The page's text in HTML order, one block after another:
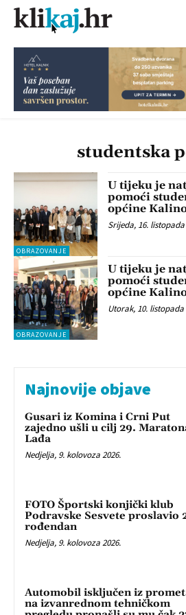
studentska
OBRAZOVANJE
U tijeku je
pomoći
općine
Srijeda, 16. listopada
OBRAZOVANJE
U tijeku je
pomoći
općine
Utorak, 10. listopada
Najnovije objave
Gusari iz Komina i Crni Put
zajedno ušli u cilj 29.
Lađa
Nedjelja, 9. kolovoza 2026.
FOTO Športski konjički klub
Podravske Sesvete proslavio
rođendan
Nedjelja, 9. kolovoza 2026.
Automobil isključen iz
na izvanrednom tehničkom